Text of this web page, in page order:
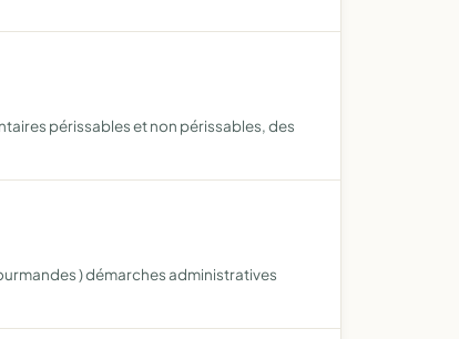
périssables et non périssables, des
) démarches administratives